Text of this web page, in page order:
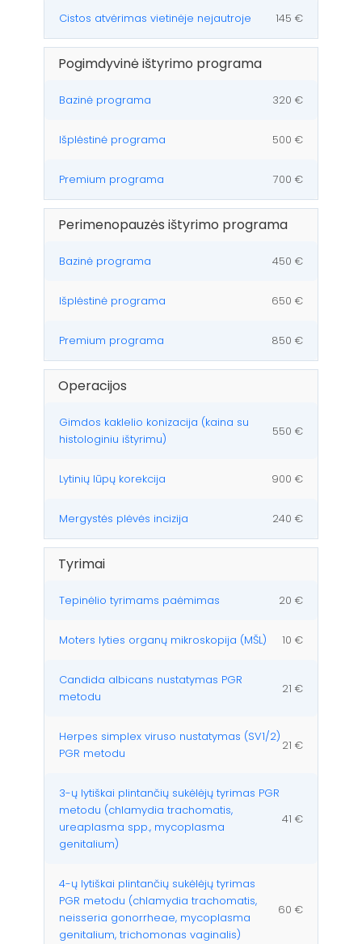
Cistos atvėrimas vietinėje nejautroje 145 €
Pogimdyvinė ištyrimo programa
Bazinė programa 320 €
Išplėstinė programa 500 €
Premium programa 700 €
Perimenopauzės ištyrimo programa
Bazinė programa 450 €
Išplėstinė programa 650 €
Premium programa 850 €
Operacijos
Gimdos kaklelio konizacija (kaina su
histologiniu ištyrimu)
550 €
Lytinių lūpų korekcija 900 €
Mergystės plėvės incizija 240 €
Tyrimai
Tepinėlio tyrimams paėmimas 20 €
Moters lyties organų mikroskopija (MŠL) 10 €
Candida albicans nustatymas PGR
metodu
21 €
Herpes simplex viruso nustatymas (SV1/2)
PGR metodu
21 €
3-ų lytiškai plintančių sukėlėjų tyrimas PGR
metodu (chlamydia trachomatis,
ureaplasma spp., mycoplasma
genitalium)
41 €
4-ų lytiškai plintančių sukėlėjų tyrimas
PGR metodu (chlamydia trachomatis,
neisseria gonorrheae, mycoplasma
genitalium, trichomonas vaginalis)
60 €